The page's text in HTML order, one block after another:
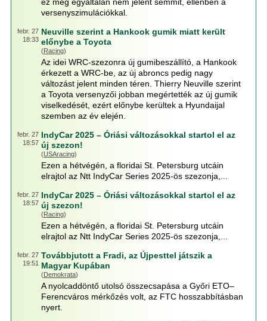
versenyszimulációkkal.
febr. 27
18:33
Neuville szerint a Hankook gumik miatt került
előnybe a Toyota
(Racing)
Az idei WRC-szezonra új gumibeszállító, a Hankook
érkezett a WRC-be, az új abroncs pedig nagy
változást jelent minden téren. Thierry Neuville szerint
a Toyota versenyzői jobban megértették az új gumik
viselkedését, ezért előnybe kerültek a Hyundaijal
szemben az év elején.
febr. 27
18:57
IndyCar 2025 – Óriási változásokkal startol el az
új szezon!
(USAracing)
Ezen a hétvégén, a floridai St. Petersburg utcáin
elrajtol az Ntt IndyCar Series 2025-ös szezonja,...
febr. 27
18:57
IndyCar 2025 – Óriási változásokkal startol el az
új szezon!
(Racing)
Ezen a hétvégén, a floridai St. Petersburg utcáin
elrajtol az Ntt IndyCar Series 2025-ös szezonja,...
febr. 27
19:51
Továbbjutott a Fradi, az Újpesttel játszik a
Magyar Kupában
(Demokrata)
A nyolcaddöntő utolsó összecsapása a Győri ETO–
Ferencváros mérkőzés volt, az FTC hosszabbításban
nyert.